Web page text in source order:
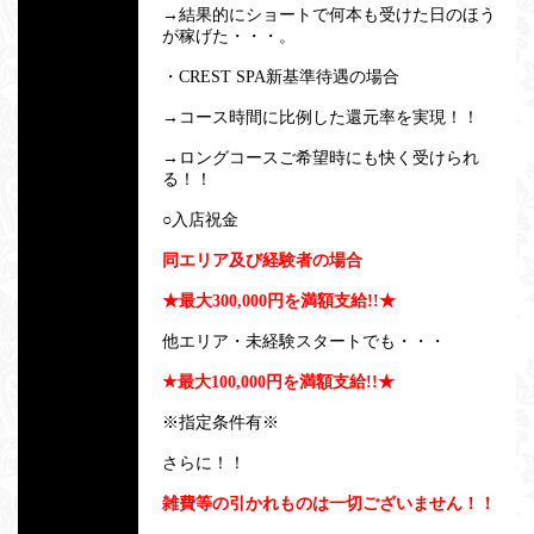
→結果的にショートで何本も受けた日のほう
が稼げた・・・。
・CREST SPA新基準待遇の場合
→コース時間に比例した還元率を実現！！
→ロングコースご希望時にも快く受けられ
る！！
○入店祝金
同エリア及び経験者の場合
★最大300,000円を満額支給!!★
他エリア・未経験スタートでも・・・
★最大100,000円を満額支給!!★
※指定条件有※
さらに！！
雑費等の引かれものは一切ございません！！